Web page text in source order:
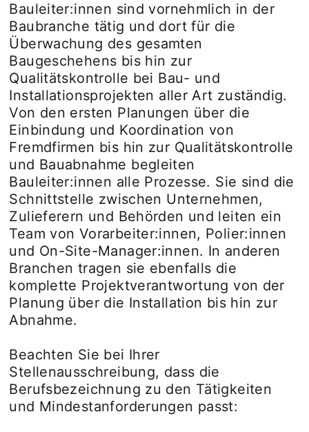
Bauleiter:innen sind vornehmlich in der
Baubranche tätig und dort für die
Überwachung des gesamten
Baugeschehens bis hin zur
Qualitätskontrolle bei Bau- und
Installationsprojekten aller Art zuständig.
Von den ersten Planungen über die
Einbindung und Koordination von
Fremdfirmen bis hin zur Qualitätskontrolle
und Bauabnahme begleiten
Bauleiter:innen alle Prozesse. Sie sind die
Schnittstelle zwischen Unternehmen,
Zulieferern und Behörden und leiten ein
Team von Vorarbeiter:innen, Polier:innen
und On-Site-Manager:innen. In anderen
Branchen tragen sie ebenfalls die
komplette Projektverantwortung von der
Planung über die Installation bis hin zur
Abnahme.
Beachten Sie bei Ihrer
Stellenausschreibung, dass die
Berufsbezeichnung zu den Tätigkeiten
und Mindestanforderungen passt: